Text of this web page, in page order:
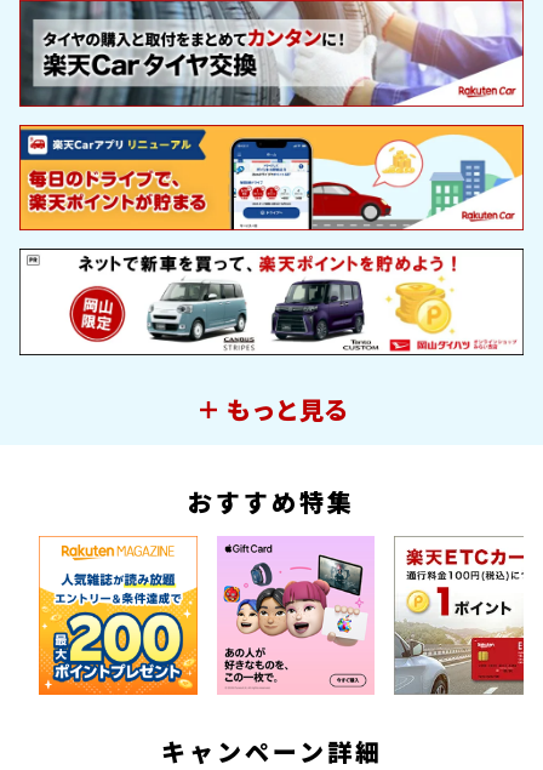
＋ もっと見る
おすすめ特集
キャンペーン詳細